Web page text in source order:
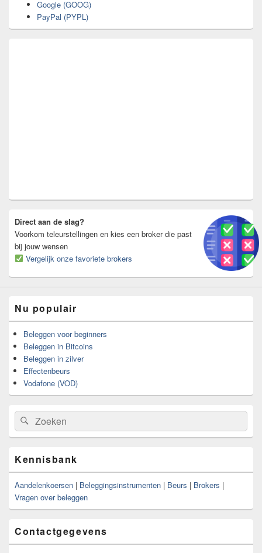
Google (GOOG)
PayPal (PYPL)
Direct aan de slag?
Voorkom teleurstellingen en kies een broker die past
bij jouw wensen
Vergelijk onze favoriete brokers
Nu populair
Beleggen voor beginners
Beleggen in Bitcoins
Beleggen in zilver
Effectenbeurs
Vodafone (VOD)
Zoeken
naar:
Zoeken
Kennisbank
Aandelenkoersen | Beleggingsinstrumenten | Beurs | Brokers |
Vragen over beleggen
Contactgegevens